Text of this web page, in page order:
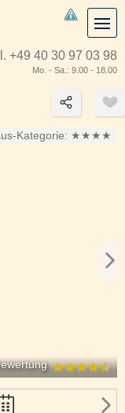
+49 40 30 97 03 98
Mo. - Sa.: 9.00 - 18.00
Kategorie: ★★★★